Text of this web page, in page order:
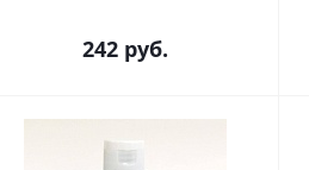
242 руб.